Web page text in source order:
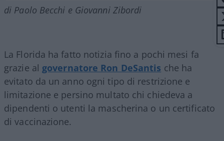
di Paolo Becchi e Giovanni Zibordi
La Florida ha fatto notizia fino a pochi mesi fa
grazie al governatore Ron DeSantis che ha
evitato da un anno ogni tipo di restrizione e
limitazione e persino multato chi chiedeva a
dipendenti o utenti la mascherina o un certificato
di vaccinazione.